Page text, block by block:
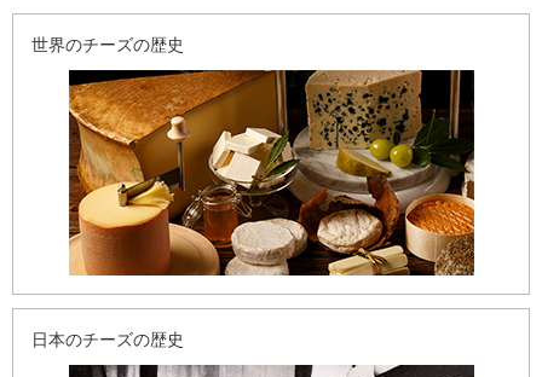
世界のチーズの歴史
⽇本のチーズの歴史